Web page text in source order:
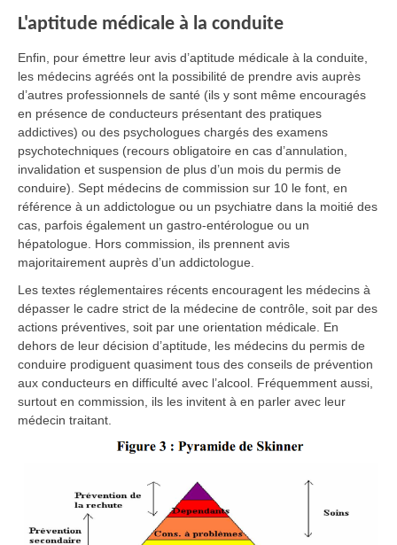
L'aptitude médicale à la conduite
Enfin, pour émettre leur avis d’aptitude médicale à la conduite,
les médecins agréés ont la possibilité de prendre avis auprès
d’autres professionnels de santé (ils y sont même encouragés
en présence de conducteurs présentant des pratiques
addictives) ou des psychologues chargés des examens
psychotechniques (recours obligatoire en cas d’annulation,
invalidation et suspension de plus d’un mois du permis de
conduire). Sept médecins de commission sur 10 le font, en
référence à un addictologue ou un psychiatre dans la moitié des
cas, parfois également un gastro-entérologue ou un
hépatologue. Hors commission, ils prennent avis
majoritairement auprès d’un addictologue.
Les textes réglementaires récents encouragent les médecins à
dépasser le cadre strict de la médecine de contrôle, soit par des
actions préventives, soit par une orientation médicale. En
dehors de leur décision d’aptitude, les médecins du permis de
conduire prodiguent quasiment tous des conseils de prévention
aux conducteurs en difficulté avec l’alcool. Fréquemment aussi,
surtout en commission, ils les invitent à en parler avec leur
médecin traitant.